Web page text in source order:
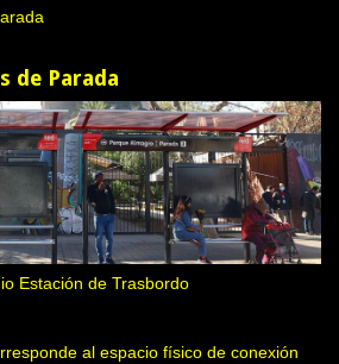
de Parada
Estación de Trasbordo
al espacio físico de conexión